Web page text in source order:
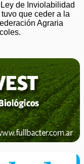
de Inviolabilidad
que ceder a la
Agraria